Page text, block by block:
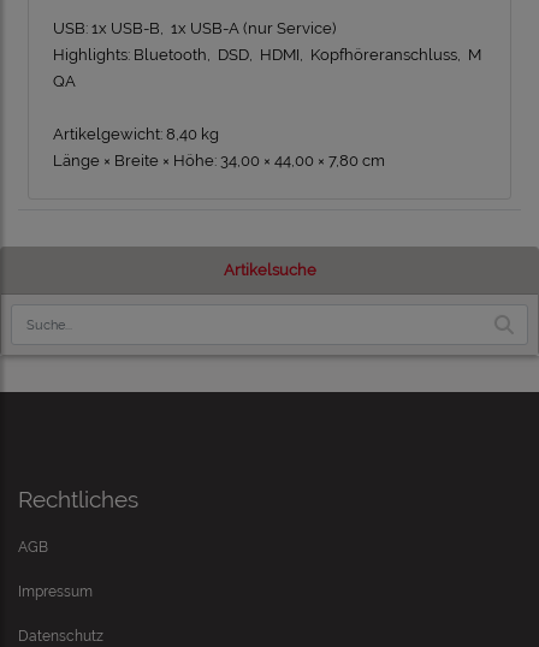
USB: 1x USB-B, 1x USB-A (nur Service)
Highlights: Bluetooth, DSD, HDMI, Kopfhöreranschluss, M
QA
Artikelgewicht: 8,40 kg
Länge × Breite × Höhe: 34,00 × 44,00 × 7,80 cm
Artikelsuche
Rechtliches
AGB
Impressum
Datenschutz